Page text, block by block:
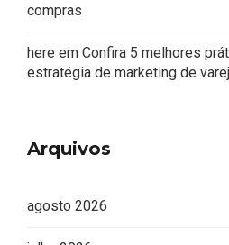
compras
here em Confira 5 melhores
estratégia de marketing de
Arquivos
agosto 2026